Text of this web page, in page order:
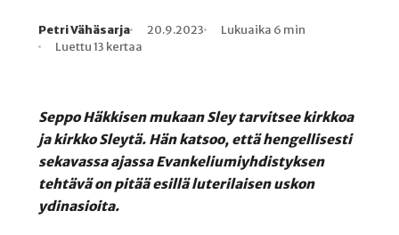
Kirjoittaja
Petri Vähäsarja
Julkaistu
20.9.2023
Lukuaika
Lukuaika 6 min
Lukukertoja
Luettu 13 kertaa
Seppo Häkkisen mukaan Sley tarvitsee kirkkoa
ja kirkko Sleytä. Hän katsoo, että hengellisesti
sekavassa ajassa Evankeliumiyhdistyksen
tehtävä on pitää esillä luterilaisen uskon
ydinasioita.